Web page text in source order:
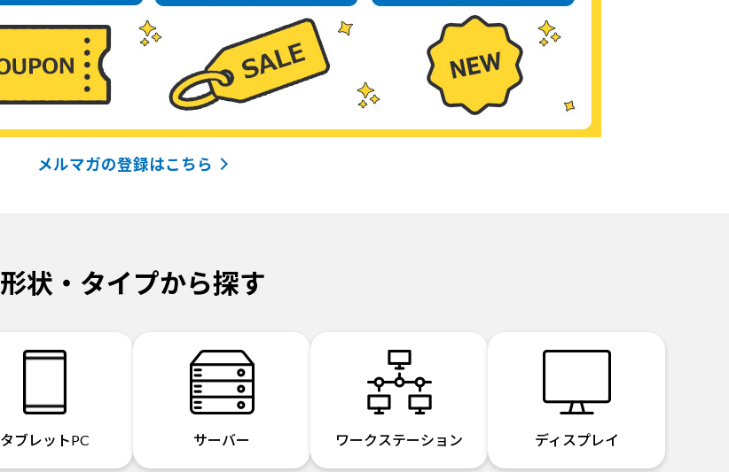
メルマガの登録はこちら
形状・タイプから探す
タブレットPC サーバー ワークステーション ディスプレイ